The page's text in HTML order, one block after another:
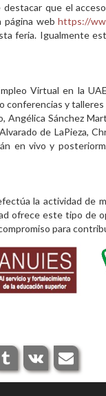
que el
página webhttps://
feria. Igualmente
Virtual en la
conferencias y
Sánchez
de LaPieza,
en vivo y
la actividad de
ofrece este tipo de
para